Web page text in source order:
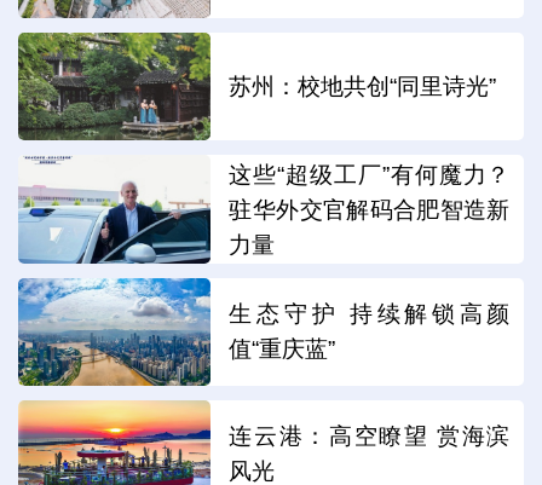
苏州：校地共创“同里诗光”
这些“超级工厂”有何魔力？
驻华外交官解码合肥智造新
力量
生态守护 持续解锁高颜
值“重庆蓝”
连云港：高空瞭望 赏海滨
风光